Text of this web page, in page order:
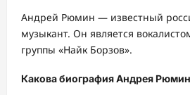
Андрей Рюмин — известный
музыкант. Он является
группы «Найк Борзов».
Какова биография Андрея